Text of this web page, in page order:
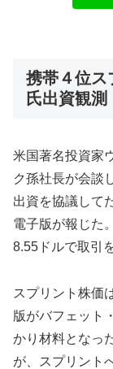
携帯４位ス
氏出資観測
米国著名投資家
ク孫社長が会談
出資を協議して
電子版が報じた
8.55ドルで取引
スプリント株価
版がバフェット
かり材料となっ
が、スプリント